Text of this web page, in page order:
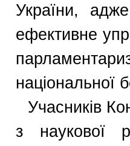
України,
ефективне
національної
Учасників
з наукової